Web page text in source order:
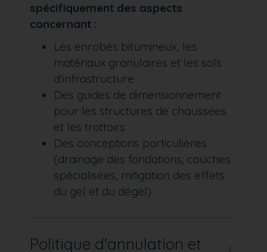
spécifiquement des aspects
concernant :
Les enrobés bitumineux, les
matériaux granulaires et les sols
d’infrastructure
Des guides de dimensionnement
pour les structures de chaussées
et les trottoirs
Des conceptions particulières
(drainage des fondations, couches
spécialisées, mitigation des effets
du gel et du dégel)
Politique d'annulation et